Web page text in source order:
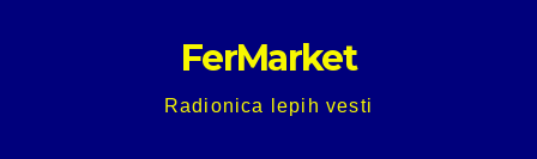
FerMarket
Radionica lepih vesti